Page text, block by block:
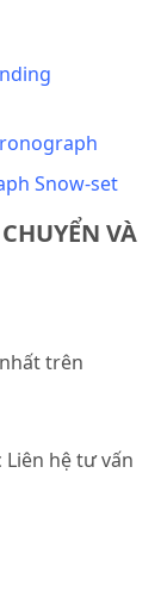
Snow-set
VÀ
trên
Liên hệ tư vấn